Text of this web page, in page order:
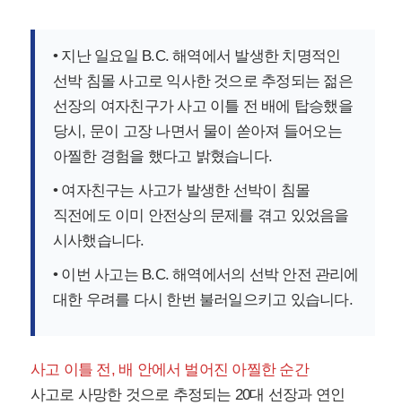
• 지난 일요일 B.C. 해역에서 발생한 치명적인
선박 침몰 사고로 익사한 것으로 추정되는 젊은
선장의 여자친구가 사고 이틀 전 배에 탑승했을
당시, 문이 고장 나면서 물이 쏟아져 들어오는
아찔한 경험을 했다고 밝혔습니다.
• 여자친구는 사고가 발생한 선박이 침몰
직전에도 이미 안전상의 문제를 겪고 있었음을
시사했습니다.
• 이번 사고는 B.C. 해역에서의 선박 안전 관리에
대한 우려를 다시 한번 불러일으키고 있습니다.
사고 이틀 전, 배 안에서 벌어진 아찔한 순간
사고로 사망한 것으로 추정되는 20대 선장과 연인